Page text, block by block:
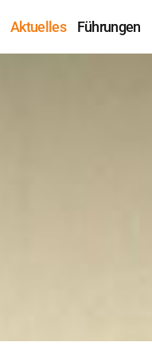
Aktuelles Führungen